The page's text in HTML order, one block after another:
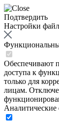
Подтвердить
Настройки
Обеспечивают
доступа к
только для
лицам.